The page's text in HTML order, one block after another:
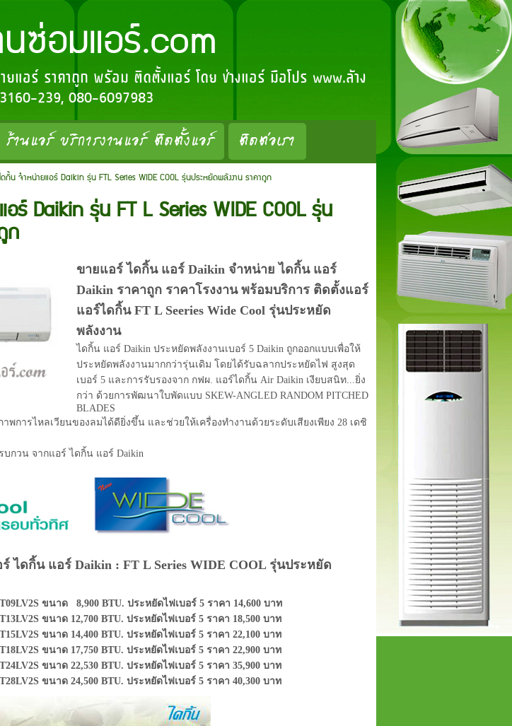
อมแอร์.com
แอร์ ราคาถูก พร้อม ติดตั้งแอร์ โดย ช่างแอร์ มือโปร www.ล้าง
239, 080-6097983
ร้านแอร์ บริการงานแอร์ ติดตั้งแอร์ ติดต่อเรา
ดกิ้น จำหน่ายแอร์ Daikin รุ่น FTL Series WIDE COOL รุ่นประหยัดพลังงาน ราคาถูก
ร์ Daikin รุ่น FT L Series WIDE COOL รุ่น
ก
ขายแอร์ ไดกิ้น แอร์ Daikin จำหน่าย ไดกิ้น แอร์
Daikin ราคาถูก ราคาโรงงาน พร้อมบริการ ติดตั้งแอร์
แอร์ไดกิ้น FT L Seeries Wide Cool รุ่นประหยัด
พลังงาน
ไดกิ้น แอร์ Daikin ประหยัดพลังงานเบอร์ 5 Daikin ถูกออกแบบเพื่อให้
ประหยัดพลังงานมากกว่ารุ่นเดิม โดยได้รับฉลากประหยัดไฟ สูงสุด
เบอร์ 5 และการรับรองจาก กฟผ. แอร์ไดกิ้น Air Daikin เงียบสนิท...ยิ่ง
กว่า ด้วยการพัฒนาใบพัดแบบ SKEW-ANGLED RANDOM PITCHED
BLADES
การไหลเวียนของลมได้ดียิ่งขึ้น และช่วยให้เครื่องทำงานด้วยระดับเสียงเพียง 28 เดชิ
บกวน จากแอร์ ไดกิ้น แอร์ Daikin
ไดกิ้น แอร์ Daikin : FT L Series WIDE COOL รุ่นประหยัด
ขนาด 8,900 BTU. ประหยัดไฟเบอร์ 5 ราคา 14,600 บาท
ขนาด 12,700 BTU. ประหยัดไฟเบอร์ 5 ราคา 18,500 บาท
ขนาด 14,400 BTU. ประหยัดไฟเบอร์ 5 ราคา 22,100 บาท
ขนาด 17,750 BTU. ประหยัดไฟเบอร์ 5 ราคา 22,900 บาท
ขนาด 22,530 BTU. ประหยัดไฟเบอร์ 5 ราคา 35,900 บาท
ขนาด 24,500 BTU. ประหยัดไฟเบอร์ 5 ราคา 40,300 บาท